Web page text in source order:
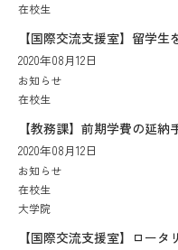
在校生
【国際交流支援室】留学
2020年08月12日
お知らせ
在校生
【教務課】前期学費の延
2020年08月12日
お知らせ
在校生
大学院
【国際交流支援室】ロー